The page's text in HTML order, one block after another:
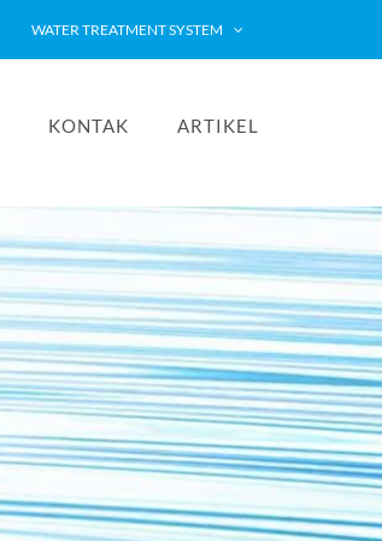
WATER TREATMENT SYSTEM
KONTAK ARTIKEL